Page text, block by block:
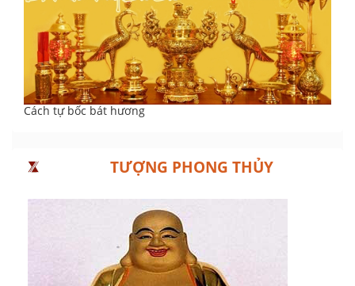
Cách tự bốc bát hương
TƯỢNG PHONG THỦY